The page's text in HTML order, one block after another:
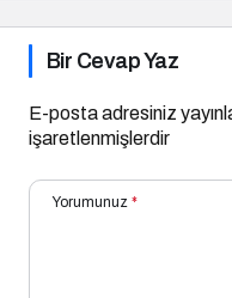
Bir Cevap Yaz
E-posta adresiniz
işaretlenmişlerdir
Yorumunuz *